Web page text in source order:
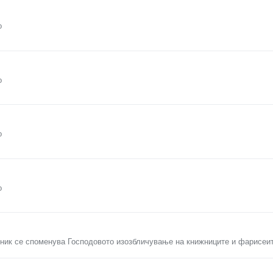
се споменува Господовото изозбличување на книжниците и